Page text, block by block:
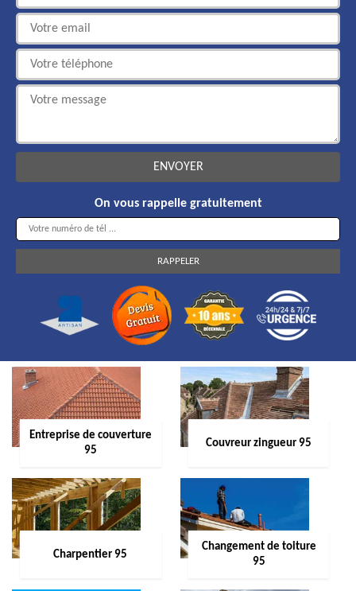
On vous rappelle gratuitement
Entreprise de couverture
95
Couvreur zingueur 95
Charpentier 95
Changement de toiture
95